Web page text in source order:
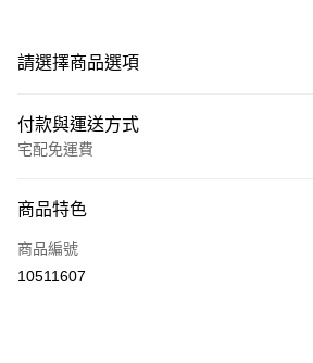
請選擇商品選項
付款與運送方式
宅配免運費
信用卡一次付款
LINE Pay
商品特色
商品編號
10511607